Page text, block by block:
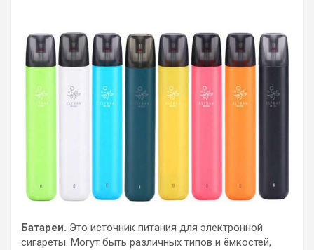
Батареи. Это источник питания для электронной
сигареты. Могут быть различных типов и ёмкостей,